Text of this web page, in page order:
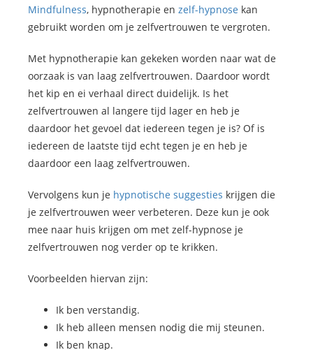
Mindfulness, hypnotherapie en zelf-hypnose kan
gebruikt worden om je zelfvertrouwen te vergroten.
Met hypnotherapie kan gekeken worden naar wat de
oorzaak is van laag zelfvertrouwen. Daardoor wordt
het kip en ei verhaal direct duidelijk. Is het
zelfvertrouwen al langere tijd lager en heb je
daardoor het gevoel dat iedereen tegen je is? Of is
iedereen de laatste tijd echt tegen je en heb je
daardoor een laag zelfvertrouwen.
Vervolgens kun je hypnotische suggesties krijgen die
je zelfvertrouwen weer verbeteren. Deze kun je ook
mee naar huis krijgen om met zelf-hypnose je
zelfvertrouwen nog verder op te krikken.
Voorbeelden hiervan zijn:
Ik ben verstandig.
Ik heb alleen mensen nodig die mij steunen.
Ik ben knap.